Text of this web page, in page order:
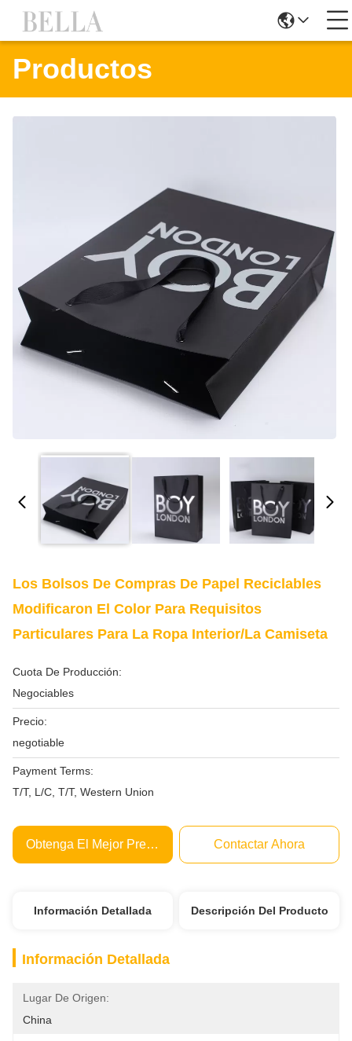
Productos
Los Bolsos De Compras De Papel Reciclables
Modificaron El Color Para Requisitos
Particulares Para La Ropa Interior/la Camiseta
Cuota De Producción:
Negociables
Precio:
negotiable
Payment Terms:
T/T, L/C, T/T, Western Union
Obtenga El Mejor Precio Contactar Ahora
Información Detallada Descripción Del Producto
Información Detallada
Lugar De Origen:
China